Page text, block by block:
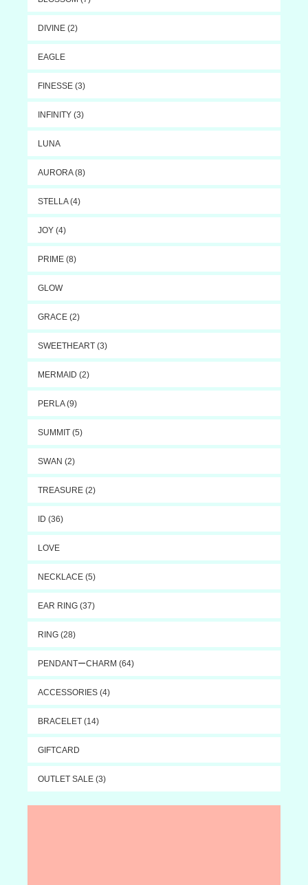
DIVINE (2)
EAGLE
FINESSE (3)
INFINITY (3)
LUNA
AURORA (8)
STELLA (4)
JOY (4)
PRIME (8)
GLOW
GRACE (2)
SWEETHEART (3)
MERMAID (2)
PERLA (9)
SUMMIT (5)
SWAN (2)
TREASURE (2)
ID (36)
LOVE
NECKLACE (5)
EAR RING (37)
RING (28)
PENDANTーCHARM (64)
ACCESSORIES (4)
BRACELET (14)
GIFTCARD
OUTLET SALE (3)